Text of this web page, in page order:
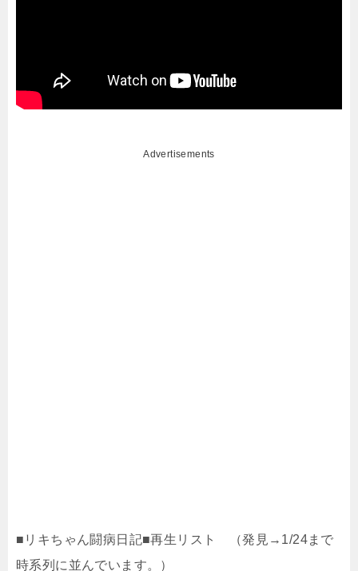
Advertisements
■リキちゃん闘病日記■再生リスト （発見→1/24まで
時系列に並んでいます。）